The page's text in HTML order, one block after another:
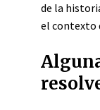
de la
el contexto